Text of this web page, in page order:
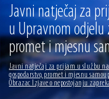
13.07.2026 | Ljetnim
07.07.2026 | Održana 8.
Radić istaknuo da je u
obnovu glavnog osječkog
06.07.2026 | Brevis
djelovanja
04.07.2026 | Zbog povoljnih
kontrolom
Javni natječaj za
u Upravnom odjelu
promet i mjesnu
Javni natječaj za prijam u službu
gospodarstvo, promet i mjesnu
Obrazac Izjave o nepostojanju